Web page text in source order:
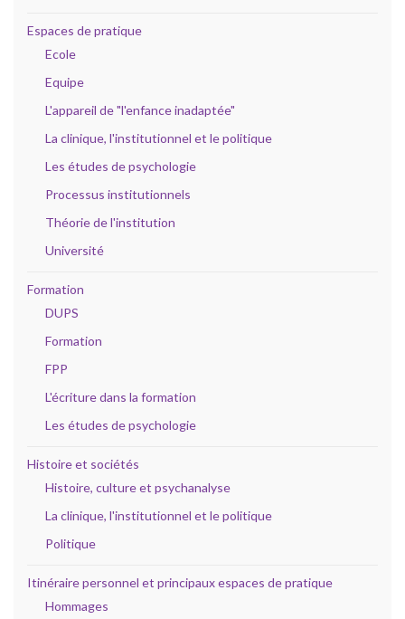
Espaces de pratique
Ecole
Equipe
L'appareil de "l'enfance inadaptée"
La clinique, l'institutionnel et le politique
Les études de psychologie
Processus institutionnels
Théorie de l'institution
Université
Formation
DUPS
Formation
FPP
L'écriture dans la formation
Les études de psychologie
Histoire et sociétés
Histoire, culture et psychanalyse
La clinique, l'institutionnel et le politique
Politique
Itinéraire personnel et principaux espaces de pratique
Hommages